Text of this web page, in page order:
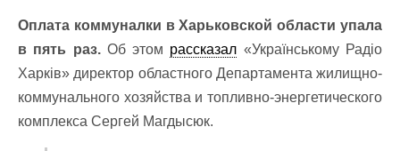
Оплата коммуналки в Харьковской области упала
в пять раз.Об этом рассказал «Українському Радіо
Харків» директор областного Департамента жилищно-
коммунального хозяйства и топливно-энергетического
комплекса Сергей Магдысюк.